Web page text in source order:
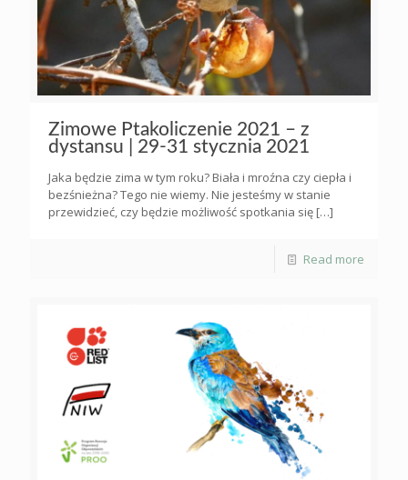
Zimowe Ptakoliczenie 2021 – z
dystansu | 29-31 stycznia 2021
Jaka będzie zima w tym roku? Biała i mroźna czy ciepła i
bezśnieżna? Tego nie wiemy. Nie jesteśmy w stanie
przewidzieć, czy będzie możliwość spotkania się […]
Read more